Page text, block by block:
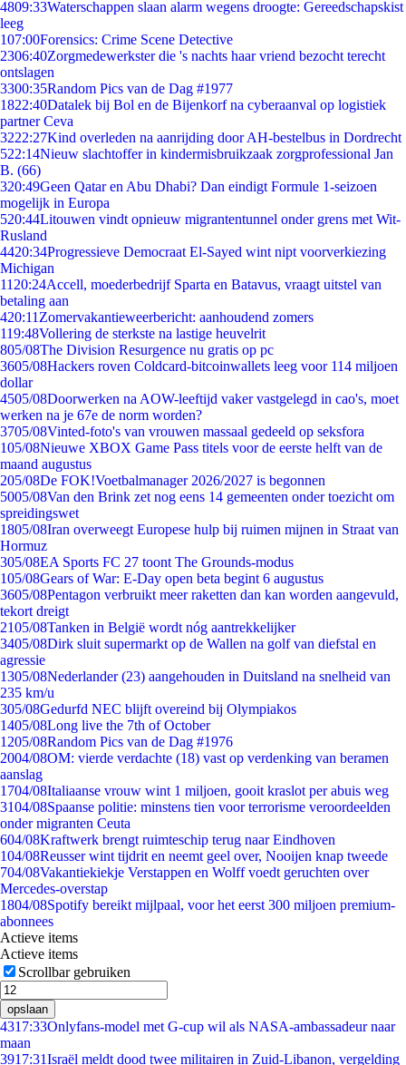
4809:33Waterschappen slaan alarm wegens droogte: Gereedschapskist
leeg
107:00Forensics: Crime Scene Detective
2306:40Zorgmedewerkster die 's nachts haar vriend bezocht terecht
ontslagen
3300:35Random Pics van de Dag #1977
1822:40Datalek bij Bol en de Bijenkorf na cyberaanval op logistiek
partner Ceva
3222:27Kind overleden na aanrijding door AH-bestelbus in Dordrecht
522:14Nieuw slachtoffer in kindermisbruikzaak zorgprofessional Jan
B. (66)
320:49Geen Qatar en Abu Dhabi? Dan eindigt Formule 1-seizoen
mogelijk in Europa
520:44Litouwen vindt opnieuw migrantentunnel onder grens met Wit-
Rusland
4420:34Progressieve Democraat El-Sayed wint nipt voorverkiezing
Michigan
11 20:24Accell, moederbedrijf Sparta en Batavus, vraagt uitstel van
betaling aan
420:11 Zomervakantieweerbericht: aanhoudend zomers
119:48Vollering de sterkste na lastige heuvelrit
805/08The Division Resurgence nu gratis op pc
3605/08Hackers roven Coldcard-bitcoinwallets leeg voor 114 miljoen
dollar
4505/08Doorwerken na AOW-leeftijd vaker vastgelegd in cao's, moet
werken na je 67e de norm worden?
3705/08Vinted-foto's van vrouwen massaal gedeeld op seksfora
105/08Nieuwe XBOX Game Pass titels voor de eerste helft van de
maand augustus
205/08De FOK!Voetbalmanager 2026/2027 is begonnen
5005/08Van den Brink zet nog eens 14 gemeenten onder toezicht om
spreidingswet
1805/08Iran overweegt Europese hulp bij ruimen mijnen in Straat van
Hormuz
305/08EA Sports FC 27 toont The Grounds-modus
105/08Gears of War: E-Day open beta begint 6 augustus
3605/08Pentagon verbruikt meer raketten dan kan worden aangevuld,
tekort dreigt
2105/08Tanken in België wordt nóg aantrekkelijker
3405/08Dirk sluit supermarkt op de Wallen na golf van diefstal en
agressie
1305/08Nederlander (23) aangehouden in Duitsland na snelheid van
235 km/u
305/08Gedurfd NEC blijft overeind bij Olympiakos
1405/08Long live the 7th of October
1205/08Random Pics van de Dag #1976
2004/08OM: vierde verdachte (18) vast op verdenking van beramen
aanslag
1704/08Italiaanse vrouw wint 1 miljoen, gooit kraslot per abuis weg
3104/08Spaanse politie: minstens tien voor terrorisme veroordeelden
onder migranten Ceuta
604/08Kraftwerk brengt ruimteschip terug naar Eindhoven
104/08Reusser wint tijdrit en neemt geel over, Nooijen knap tweede
704/08Vakantiekiekje Verstappen en Wolff voedt geruchten over
Mercedes-overstap
1804/08Spotify bereikt mijlpaal, voor het eerst 300 miljoen premium-
abonnees
Actieve items
Actieve items
Scrollbar gebruiken
opslaan
4317:33Onlyfans-model met G-cup wil als NASA-ambassadeur naar
maan
3917:31Israël meldt dood twee militairen in Zuid-Libanon, vergelding